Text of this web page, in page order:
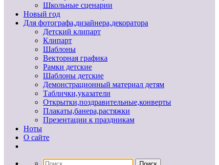
Школьные сценарии
Новый год
Для фотографа,дизайнера,декоратора
Детский клипарт
Клипарт
Шаблоны
Векторная графика
Рамки детские
Шаблоны детские
Демонстрационный материал детям
Таблички,указатели
Открытки,поздравительные,конверты
Плакаты,банера,растяжки
Презентации к праздникам
Ноты
О сайте